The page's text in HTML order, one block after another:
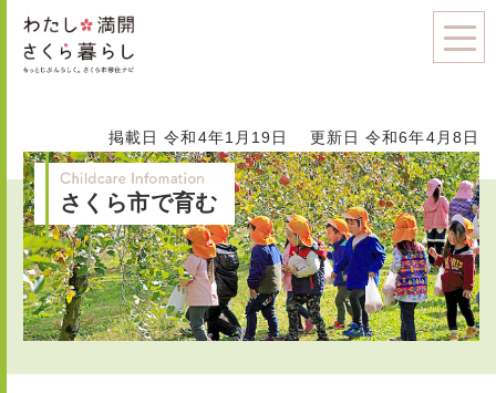
掲載日 令和4年1月19日 更新日 令和6年4月8日
さくら市で育む